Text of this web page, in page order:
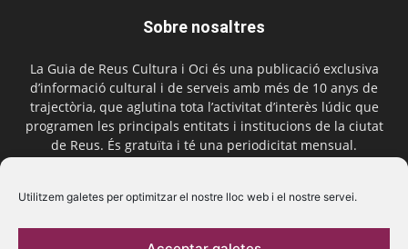
Utilitzem galetes per optimitzar el nostre lloc web i el nostre servei.
Sobre nosaltres
La Guia de Reus Cultura i Oci és una publicació exclusiva
d’informació cultural i de serveis amb més de 10 anys de
trajectòria, que aglutina tota l’activitat d’interès lúdic que
programen les principals entitats i institucions de la ciutat
de Reus. És gratuïta i té una periodicitat mensual.